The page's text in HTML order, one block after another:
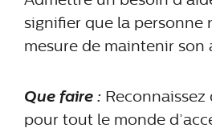
signifier que la personne
mesure de maintenir son
Que faire : Reconnaissez
pour tout le monde